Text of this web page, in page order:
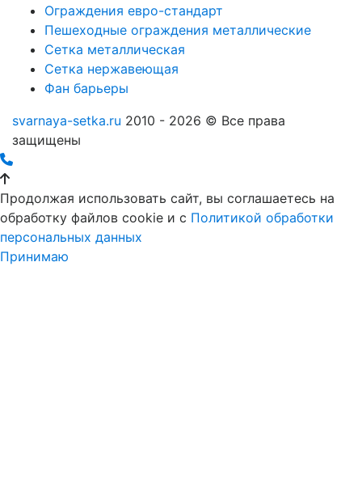
Ограждения евро-стандарт
Пешеходные ограждения металлические
Сетка металлическая
Сетка нержавеющая
Фан барьеры
svarnaya-setka.ru 2010 - 2026 © Все права
защищены
Продолжая использовать сайт, вы соглашаетесь на
обработку файлов cookie и c Политикой обработки
персональных данных
Принимаю